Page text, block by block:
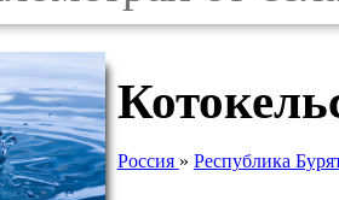
Россия » Республика